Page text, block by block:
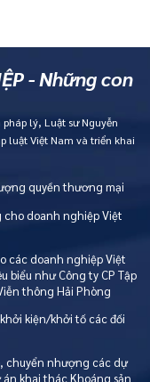
- Những con
lý, Luật sư Nguyễn
luật Việt Nam và triển khai
quyền thương mại
cho doanh nghiệp Việt
các doanh nghiệp Việt
biểu như Công ty CP Tập
thông Hải Phòng
kiện/khởi tố các đối
chuyển nhượng các dự
án khai thác Khoáng sản